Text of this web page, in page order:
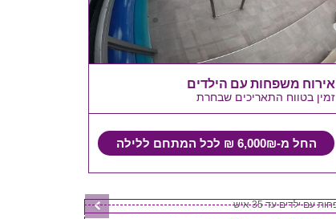
אירוח משפחות עם הילדים
זמין בטווח התאריכים שבחרת
החל מ-6,000₪ ₪ לכל המתחם ללילה